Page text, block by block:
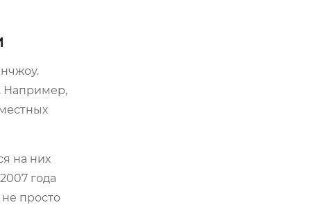
Например,
на них
года
просто